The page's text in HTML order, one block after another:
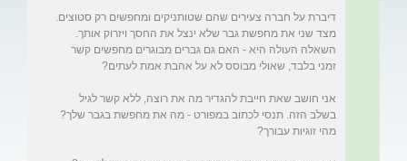
דיברת על חברה צעירים שהם שטותניקים ומחפשים רק סטוצים.
מצד שני את מחפשת גבר שלא ינצל את החסך ויזרוק אותך.
השאלה העולה היא - האם גם גברים מבוגרים מחפשים קשר
אני חושב שאת חייבת להגדיר מה את רוצה, ללא קשר לגיל
בשלב הזה. תנסי לכתוב במפורט - מה את מחפשת בגבר שלך?